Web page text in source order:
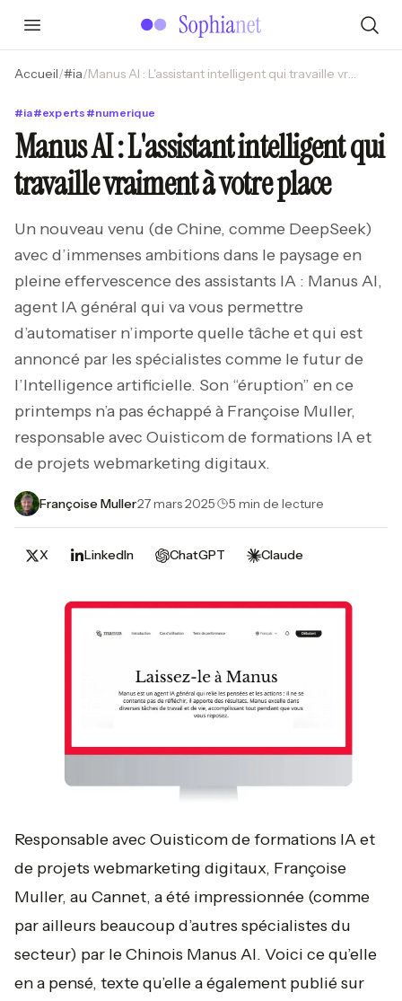
Accueil/#ia/ Manus AI : L'assistant intelligent qui travaille vraiment à votre place
#ia#experts #numerique
Manus AI : L'assistant intelligent qui
travaille vraiment à votre place
Un nouveau venu (de Chine, comme DeepSeek)
avec d’immenses ambitions dans le paysage en
pleine effervescence des assistants IA : Manus AI,
agent IA général qui va vous permettre
d’automatiser n’importe quelle tâche et qui est
annoncé par les spécialistes comme le futur de
l’Intelligence artificielle. Son “éruption” en ce
printemps n’a pas échappé à Françoise Muller,
responsable avec Ouisticom de formations IA et
de projets webmarketing digitaux.
Françoise Muller·27 mars 2025· 5 min de lecture
X LinkedIn ChatGPT Claude
Responsable avec Ouisticom de formations IA et
de projets webmarketing digitaux, Françoise
Muller, au Cannet, a été impressionnée (comme
par ailleurs beaucoup d’autres spécialistes du
secteur) par le Chinois Manus AI. Voici ce qu’elle
en a pensé, texte qu’elle a également publié sur